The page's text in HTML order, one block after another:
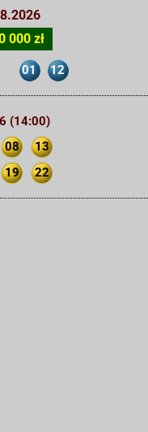
000 zł
01 12
(14:00)
08
13
19 22